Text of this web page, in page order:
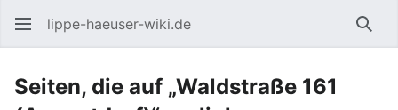
lippe-haeuser-wiki.de
Seiten, die auf „Waldstraße 161